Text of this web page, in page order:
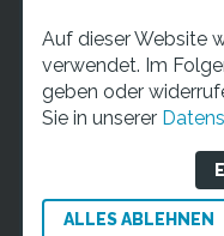
STARTUP TEENS
+49 2381
Impressum
Auf dieser Website
verwendet. Im
geben oder
Sie in unserer
ALLES ABLEHNEN